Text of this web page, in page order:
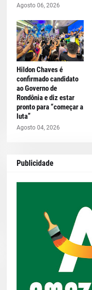
Agosto 06, 2026
Hildon Chaves é
confirmado candidato
ao Governo de
Rondônia e diz estar
pronto para “começar a
luta”
Agosto 04, 2026
Publicidade